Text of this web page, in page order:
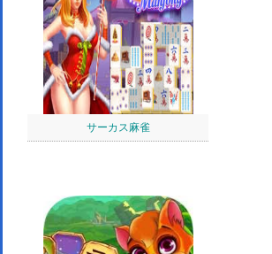
サーカス麻雀